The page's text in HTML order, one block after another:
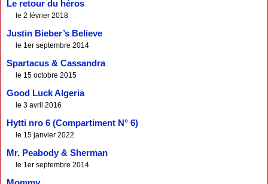
Le retour du héros
le 2 février 2018
Justin Bieber’s Believe
le 1er septembre 2014
Spartacus & Cassandra
le 15 octobre 2015
Good Luck Algeria
le 3 avril 2016
Hytti nro 6 (Compartiment N° 6)
le 15 janvier 2022
Mr. Peabody & Sherman
le 1er septembre 2014